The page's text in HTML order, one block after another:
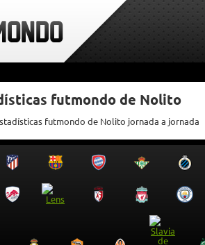
futmondo de Nolito
futmondo de Nolito jornada a jornada